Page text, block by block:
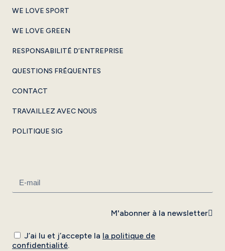
WE LOVE SPORT
WE LOVE GREEN
RESPONSABILITÉ D’ENTREPRISE
QUESTIONS FRÉQUENTES
CONTACT
TRAVAILLEZ AVEC NOUS
POLITIQUE SIG
J’ai lu et j’accepte la la politique de
confidentialité.
M'abonner à la newsletter